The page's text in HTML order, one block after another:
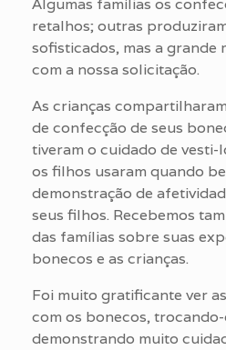
Algumas famílias os
retalhos; outras
sofisticados, mas a grande
com a nossa solicitação.
As crianças
de confecção de seus
tiveram o cuidado de vesti-
os filhos usaram quando
demonstração de
seus filhos. Recebemos
das famílias sobre suas
bonecos e as crianças.
Foi muito gratificante ver
com os bonecos,
demonstrando muito